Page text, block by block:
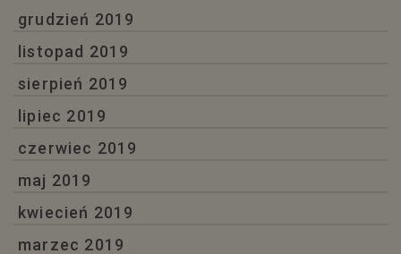
grudzień 2019
listopad 2019
sierpień 2019
lipiec 2019
czerwiec 2019
maj 2019
kwiecień 2019
marzec 2019